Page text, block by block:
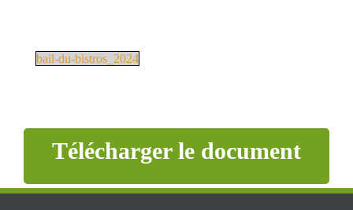
bail-du-bistros_2024
Télécharger le document